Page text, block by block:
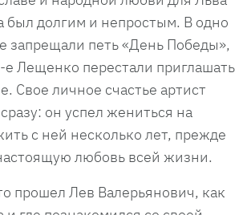
был долгим и непростым. В одно
запрещали петь «День Победы»,
е Лещенко перестали приглашать
Свое личное счастье артист
он успел жениться на
с ней несколько лет, прежде
любовь всей жизни.
прошел Лев Валерьянович, как